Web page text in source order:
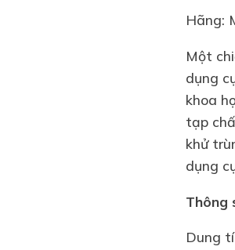
Hãng:
Một
dụng
khoa
tạp
khử
dụng
Thông
Dung